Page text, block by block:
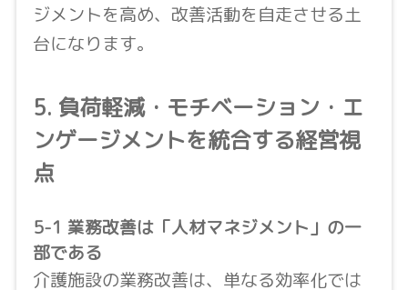
ジメントを高め、改善活動を自走させる土
台になります。
5. 負荷軽減・モチベーション・エ
ンゲージメントを統合する経営視
点
5-1 業務改善は「人材マネジメント」の一
部である
介護施設の業務改善は、単なる効率化では